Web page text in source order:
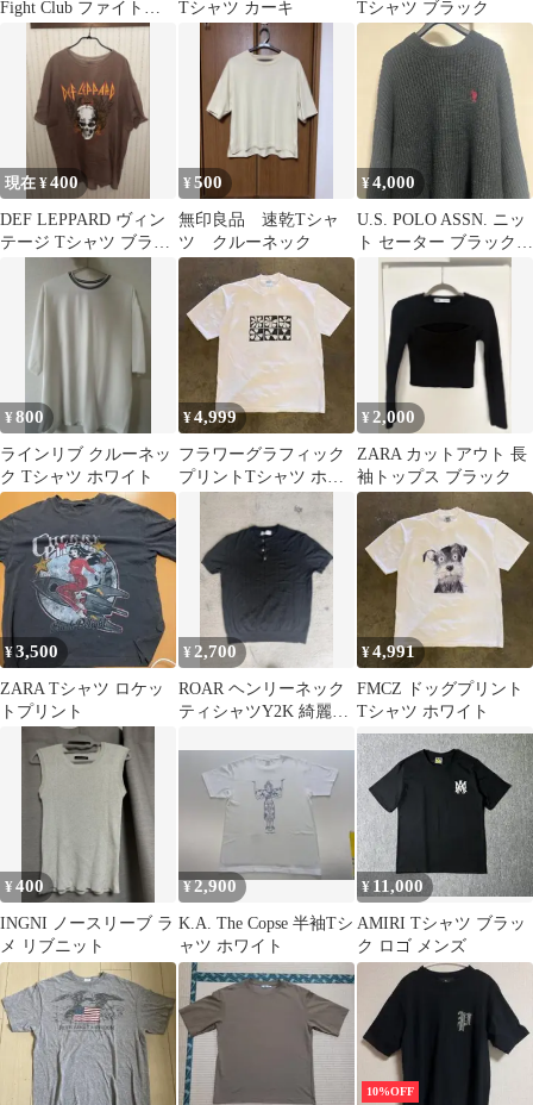
Fight Club ファイトク
ラブ Tシャツ
Tシャツ カーキ
Tシャツ ブラック
現在 ¥400
DEF LEPPARD ヴィン
テージ Tシャツ ブラウ
¥500
無印良品 速乾Tシャ
ツ クルーネック
¥4,000
U.S. POLO ASSN. ニッ
ト セーター ブラック
¥800
ラインリブ クルーネッ
ク Tシャツ ホワイト
¥4,999
フラワーグラフィック
プリントTシャツ ホワ
¥ 2,000
ZARA カットアウト 長
袖トップス ブラック
¥3,500
ZARA Tシャツ ロケッ
トプリント
¥2,700
ROAR ヘンリーネック
ティシャツY2K 綺麗
¥4,991
FMCZ ドッグプリント
Tシャツ ホワイト
¥400
INGNI ノースリーブ ラ
メ リブニット
¥2,900
K.A. The Copse 半袖Tシ
ャツ ホワイト
¥ 11,000
AMIRI Tシャツ ブラッ
ク ロゴ メンズ
10%OFF